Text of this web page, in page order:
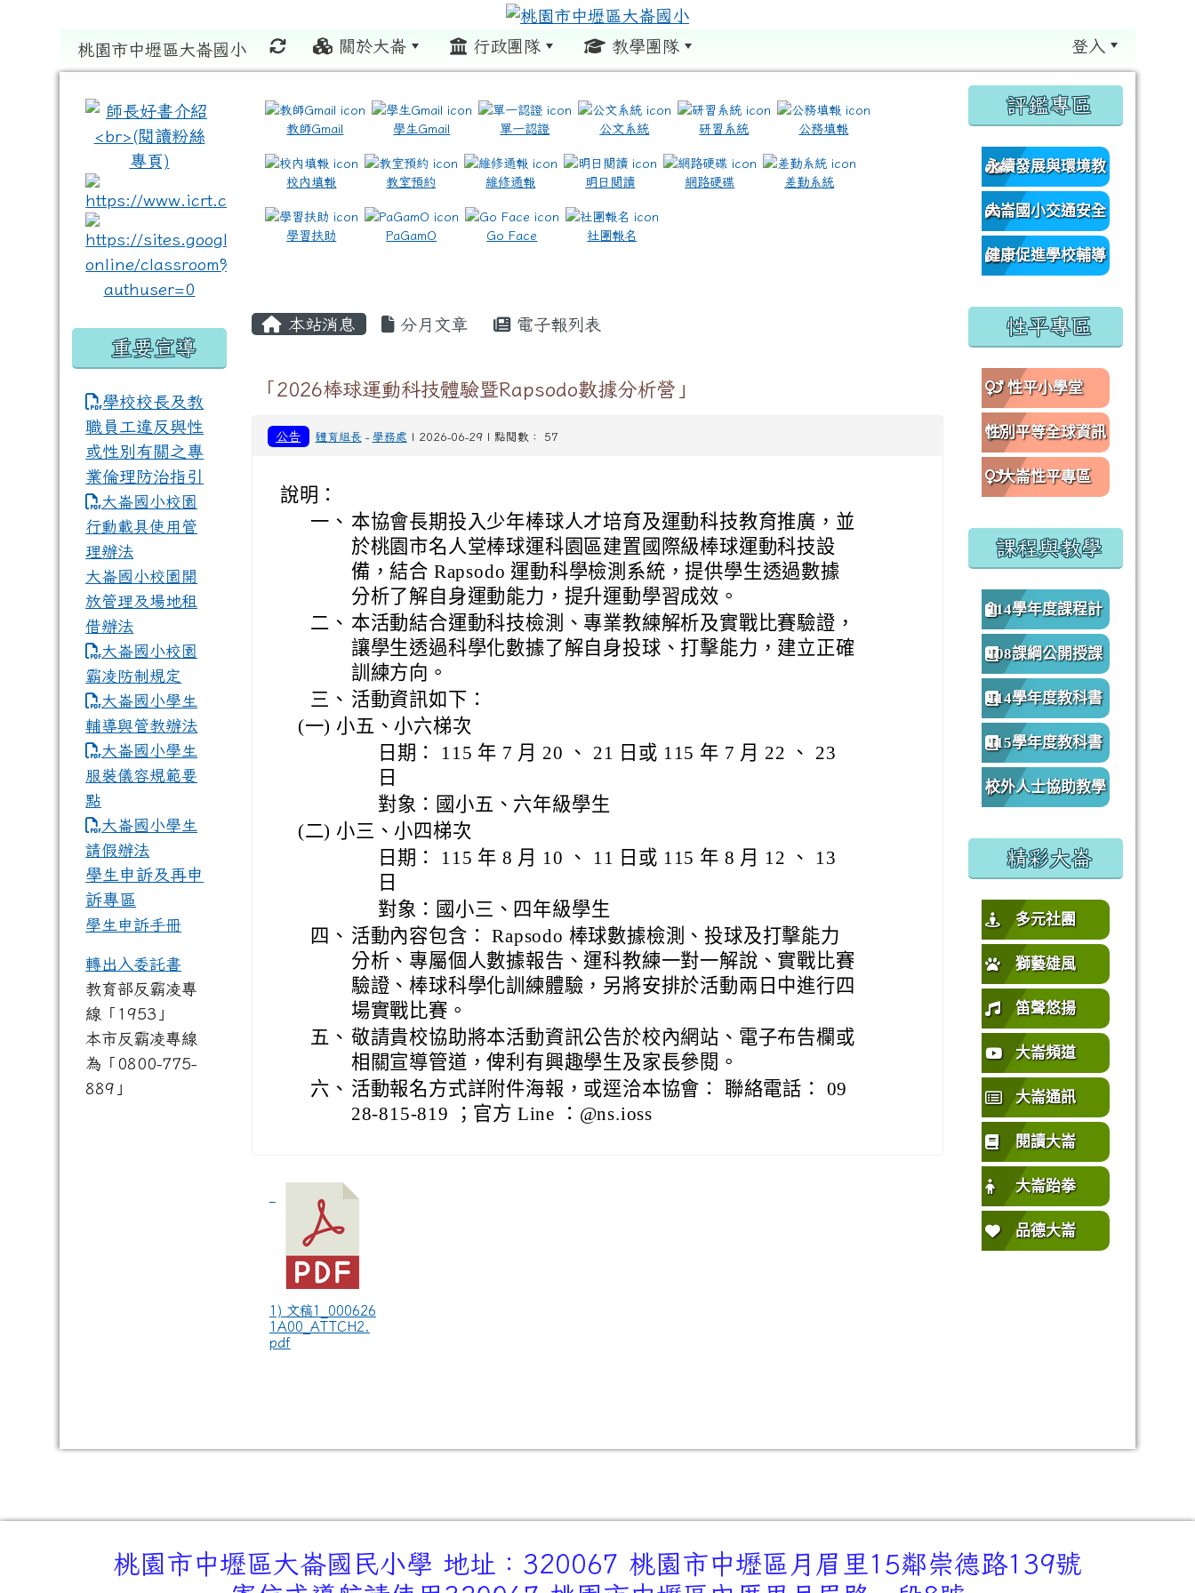
桃園市中壢區大崙國小 關於大崙 行政團隊 教學團隊 登入
教師Gmail 學生Gmail 單一認證 公文系統 研習系統 公務填報
校內填報 教室預約 維修通報 明日閱讀 網路硬碟 差勤系統
學習扶助 PaGamO Go Face 社團報名
本站消息 分月文章 電子報列表
「2026棒球運動科技體驗暨Rapsodo數據分析營」
公告 體育組長 - 學務處 | 2026-06-29 | 點閱數： 57
說明：
一、 本協會長期投入少年棒球人才培育及運動科技教育推廣，並
於桃園市名人堂棒球運科園區建置國際級棒球運動科技設
備，結合 Rapsodo 運動科學檢測系統，提供學生透過數據
分析了解自身運動能力，提升運動學習成效。
二、 本活動結合運動科技檢測、專業教練解析及實戰比賽驗證，
讓學生透過科學化數據了解自身投球、打擊能力，建立正確
訓練方向。
三、 活動資訊如下：
(一) 小五、小六梯次
日期： 115 年 7 月 20 、 21 日或 115 年 7 月 22 、 23
日
對象：國小五、六年級學生
(二) 小三、小四梯次
日期： 115 年 8 月 10 、 11 日或 115 年 8 月 12 、 13
日
對象：國小三、四年級學生
四、 活動內容包含： Rapsodo 棒球數據檢測、投球及打擊能力
分析、專屬個人數據報告、運科教練一對一解說、實戰比賽
驗證、棒球科學化訓練體驗，另將安排於活動兩日中進行四
場實戰比賽。
五、 敬請貴校協助將本活動資訊公告於校內網站、電子布告欄或
相關宣導管道，俾利有興趣學生及家長參閱。
六、 活動報名方式詳附件海報，或逕洽本協會： 聯絡電話： 09
28-815-819 ；官方 Line ：@ns.ioss
1) 文稿1_000626
1A00_ATTCH2.
pdf
link to https://www.icrt.com.tw/ \ title=https://www.icrt.com.tw/
link to https://sites.google.com/m2.dles.tyc.edu.tw/learning-online/classroom%E9%80%A3%E7%B5%90?authuser=0 \
重要宣導
學校校長及教
職員工違反與性
或性別有關之專
業倫理防治指引
大崙國小校園
行動載具使用管
理辦法
大崙國小校園開
放管理及場地租
借辦法
大崙國小校園
霸凌防制規定
大崙國小學生
輔導與管教辦法
大崙國小學生
服裝儀容規範要
點
link to https://www.dles.tyc.edu.tw/uploads/tad_blocks/file/
大崙國小學生
請假辦法
學生申訴及再申
訴專區
學生申訴手冊
轉出入委託書
教育部反霸凌專
線「1953」
本市反霸凌專線
為「0800-775-
889」
:::
評鑑專區
永續發展與環境教
育資源網
大崙國小交通安全
網
健康促進學校輔導
性平專區
性平小學堂
性別平等全球資訊
網
大崙性平專區
課程與教學
114學年度課程計
畫
108課綱公開授課
專區
114學年度教科書
版本
115學年度教科書
版本
校外人士協助教學
精彩大崙
多元社團
獅藝雄風
笛聲悠揚
大崙頻道
大崙通訊
閱讀大崙
大崙跆拳
品德大崙
桃園市中壢區大崙國民小學 地址：320067 桃園市中壢區月眉里15鄰崇德路139號